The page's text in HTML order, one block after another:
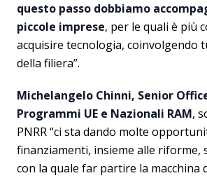
questo passo dobbiamo
piccole imprese, per le quali è più
acquisire tecnologia, coinvolgendo
della filiera”.
Michelangelo Chinni, Senior
Programmi UE e Nazionali RAM,
PNRR “ci sta dando molte
finanziamenti, insieme alle riforme,
con la quale far partire la macchina